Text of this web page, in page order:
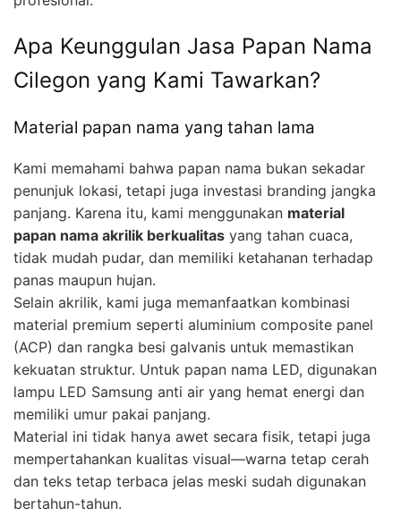
Apa Keunggulan Jasa Papan Nama
Cilegon yang Kami Tawarkan?
Material papan nama yang tahan lama
Kami memahami bahwa papan nama bukan sekadar
penunjuk lokasi, tetapi juga investasi branding jangka
panjang. Karena itu, kami menggunakan material
papan nama akrilik berkualitas yang tahan cuaca,
tidak mudah pudar, dan memiliki ketahanan terhadap
panas maupun hujan.
Selain akrilik, kami juga memanfaatkan kombinasi
material premium seperti aluminium composite panel
(ACP) dan rangka besi galvanis untuk memastikan
kekuatan struktur. Untuk papan nama LED, digunakan
lampu LED Samsung anti air yang hemat energi dan
memiliki umur pakai panjang.
Material ini tidak hanya awet secara fisik, tetapi juga
mempertahankan kualitas visual—warna tetap cerah
dan teks tetap terbaca jelas meski sudah digunakan
bertahun-tahun.